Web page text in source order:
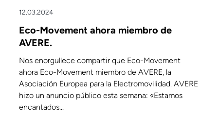
12.03.2024
Eco-Movement ahora miembro de
AVERE.
Nos enorgullece compartir que Eco-Movement
ahora Eco-Movement miembro de AVERE, la
Asociación Europea para la Electromovilidad. AVERE
hizo un anuncio público esta semana: «Estamos
encantados...